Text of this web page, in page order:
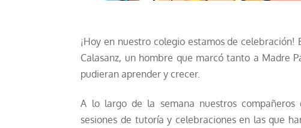
¡Hoy en nuestro colegio estamos de
Calasanz, un hombre que marcó tanto a Madre
pudieran aprender y crecer.
A lo largo de la semana nuestros
sesiones de tutoría y celebraciones en las que